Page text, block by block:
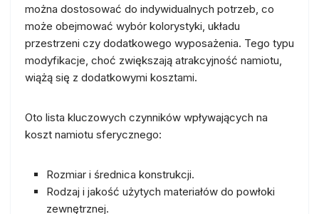
można dostosować do indywidualnych potrzeb, co
może obejmować wybór kolorystyki, układu
przestrzeni czy dodatkowego wyposażenia. Tego typu
modyfikacje, choć zwiększają atrakcyjność namiotu,
wiążą się z dodatkowymi kosztami.
Oto lista kluczowych czynników wpływających na
koszt namiotu sferycznego:
Rozmiar i średnica konstrukcji.
Rodzaj i jakość użytych materiałów do powłoki
zewnętrznej.